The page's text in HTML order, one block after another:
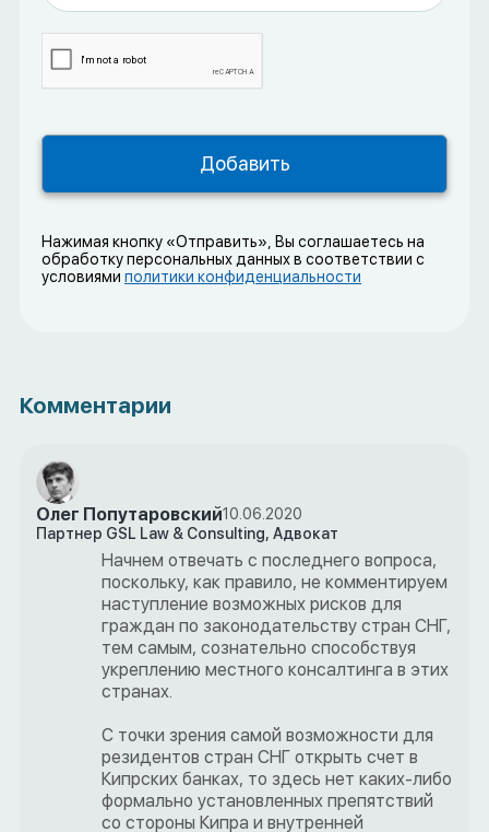
Нажимая кнопку «Отправить», Вы соглашаетесь на
обработку персональных данных в соответствии с
условиями политики конфиденциальности
Комментарии
Олег Попутаровский10.06.2020
Партнер GSL Law & Consulting, Адвокат
Начнем отвечать с последнего вопроса,
поскольку, как правило, не комментируем
наступление возможных рисков для
граждан по законодательству стран СНГ,
тем самым, сознательно способствуя
укреплению местного консалтинга в этих
странах.
С точки зрения самой возможности для
резидентов стран СНГ открыть счет в
Кипрских банках, то здесь нет каких-либо
формально установленных препятствий
со стороны Кипра и внутренней